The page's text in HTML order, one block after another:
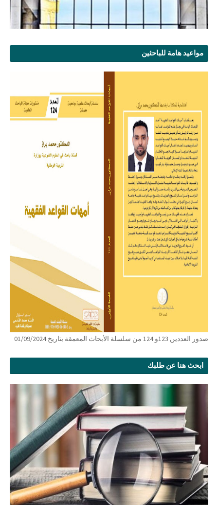
مواعيد هامة للباحثين
صدور العددين 123و 124 من سلسلة الأبحاث المعمقة بتاريخ 01/09/2024
ابحث هنا عن طلبك